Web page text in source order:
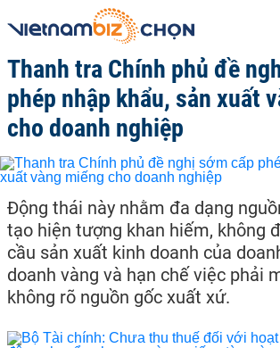
Thanh tra Chính phủ đề
phép nhập khẩu, sản xuất
cho doanh nghiệp
Động thái này nhằm đa dạng
tạo hiện tượng khan hiếm, không
cầu sản xuất kinh doanh của
doanh vàng và hạn chế việc phải
không rõ nguồn gốc xuất xứ.